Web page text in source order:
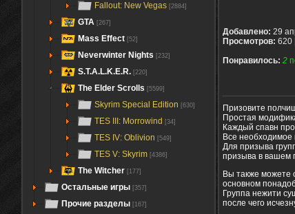
Fallout: New Vegas [2884]
GTA [267]
Mass Effect [52]
Neverwinter Nights [232]
S.T.A.L.K.E.R. [220]
The Elder Scrolls [5599]
Skyrim Special Edition [630]
TES III: Morrowind [34]
TES IV: Oblivion [549]
TES V: Skyrim [4386]
The Witcher [177]
Остальные игры [357]
Прочие разделы [167]
Добавлено: 29
Просмотров: 620 |
Понравилось: 2
Призовите
Простая
Каждый спавн
Все необходимое
Для призыва
призыва в вашем
Вы также можете
основном
Группа нежити
после чего